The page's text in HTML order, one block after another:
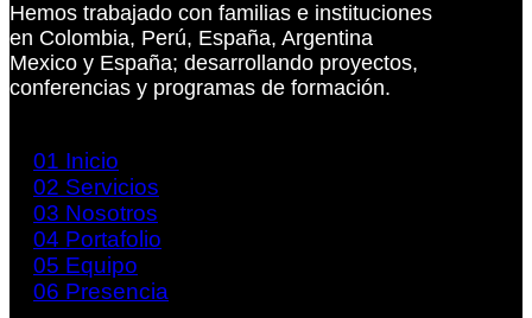
Hemos trabajado con familias e instituciones
en Colombia, Perú, España, Argentina
Mexico y España; desarrollando proyectos,
conferencias y programas de formación.
01 Inicio
02 Servicios
03 Nosotros
04 Portafolio
05 Equipo
06 Presencia